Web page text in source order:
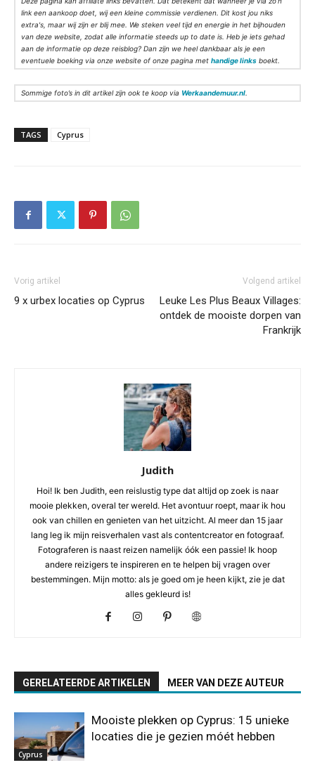
link een aankoop doet, wij een kleine commissie verdienen. Dit kost jou niks
extra's, maar wij zijn er blij mee. We steken veel tijd en energie in het bijhouden
van deze website, zodat alle informatie steeds up to date is. Heb je iets gehad
aan de informatie op deze reisblog? Dan zijn we heel dankbaar als je een
eventuele boeking via onze website of onze pagina met handige links boekt.
Sommige foto’s in dit artikel zijn ook te koop via Werkaandemuur.nl
TAGS Cyprus
Vorig artikel
9 x urbex locaties op Cyprus
Volgend artikel
Leuke Les Plus Beaux Villages:
ontdek de mooiste dorpen van
Frankrijk
Judith
Hoi! Ik ben Judith, een reislustig type dat altijd op zoek is naar
mooie plekken, overal ter wereld. Het avontuur roept, maar ik hou
ook van chillen en genieten van het uitzicht. Al meer dan 15 jaar
lang leg ik mijn reisverhalen vast als contentcreator en fotograaf.
Fotograferen is naast reizen namelijk óók een passie! Ik hoop
andere reizigers te inspireren en te helpen bij vragen over
bestemmingen. Mijn motto: als je goed om je heen kijkt, zie je dat
alles gekleurd is!
GERELATEERDE ARTIKELEN MEER VAN DEZE AUTEUR
Cyprus
Mooiste plekken op Cyprus: 15 unieke
locaties die je gezien móét hebben